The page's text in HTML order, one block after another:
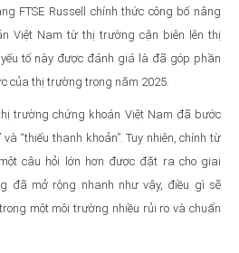
FTSE Russell chính thức công bố nâng
Việt Nam từ thị trường cận biên lên thị
tố này được đánh giá là đã góp phần
của thị trường trong năm 2025.
trường chứng khoán Việt Nam đã bước
“thiếu thanh khoản”. Tuy nhiên, chính từ
câu hỏi lớn hơn được đặt ra cho giai
đã mở rộng nhanh như vậy, điều gì sẽ
một môi trường nhiều rủi ro và chuẩn